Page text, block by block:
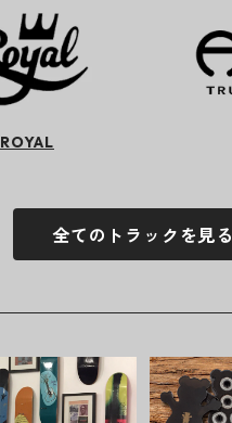
ROYAL
全てのトラックを見る